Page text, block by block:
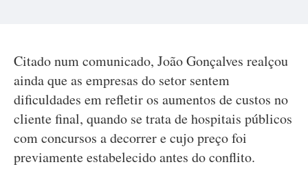
Citado num comunicado, João Gonçalves realçou
ainda que as empresas do setor sentem
dificuldades em refletir os aumentos de custos no
cliente final, quando se trata de hospitais públicos
com concursos a decorrer e cujo preço foi
previamente estabelecido antes do conflito.